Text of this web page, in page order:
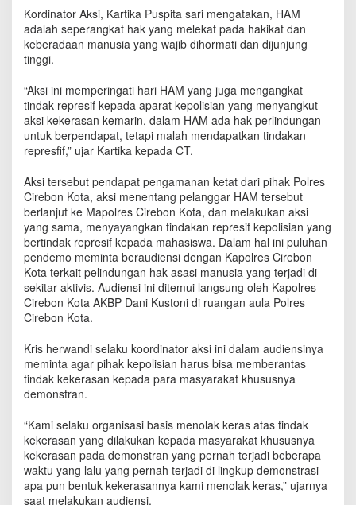
t
a
H
u
s
T
n
a
k
a
n
R
e
p
r
e
s
K
e
p
i
s
i
a
n
Kordinator Aksi, Kartika Puspita sari mengatakan, HAM
adalah seperangkat hak yang melekat pada hakikat dan
keberadaan manusia yang wajib dihormati dan dijunjung
tinggi.
“Aksi ini memperingati hari HAM yang juga mengangkat
tindak represif kepada aparat kepolisian yang menyangkut
aksi kekerasan kemarin, dalam HAM ada hak perlindungan
untuk berpendapat, tetapi malah mendapatkan tindakan
represfif,” ujar Kartika kepada CT.
Aksi tersebut pendapat pengamanan ketat dari pihak Polres
Cirebon Kota, aksi menentang pelanggar HAM tersebut
berlanjut ke Mapolres Cirebon Kota, dan melakukan aksi
yang sama, menyayangkan tindakan represif kepolisian yang
bertindak represif kepada mahasiswa. Dalam hal ini puluhan
pendemo meminta beraudiensi dengan Kapolres Cirebon
Kota terkait pelindungan hak asasi manusia yang terjadi di
sekitar aktivis. Audiensi ini ditemui langsung oleh Kapolres
Cirebon Kota AKBP Dani Kustoni di ruangan aula Polres
Cirebon Kota.
Kris herwandi selaku koordinator aksi ini dalam audiensinya
meminta agar pihak kepolisian harus bisa memberantas
tindak kekerasan kepada para masyarakat khususnya
demonstran.
“Kami selaku organisasi basis menolak keras atas tindak
kekerasan yang dilakukan kepada masyarakat khususnya
kekerasan pada demonstran yang pernah terjadi beberapa
waktu yang lalu yang pernah terjadi di lingkup demonstrasi
apa pun bentuk kekerasannya kami menolak keras,” ujarnya
saat melakukan audiensi.